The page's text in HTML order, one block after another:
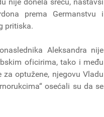
nije donela sreću, nastavši
prema Germanstvu i
pritiska.
Aleksandra nije
oficirima, tako i među
optužene, njegovu Vladu
osećali su da se